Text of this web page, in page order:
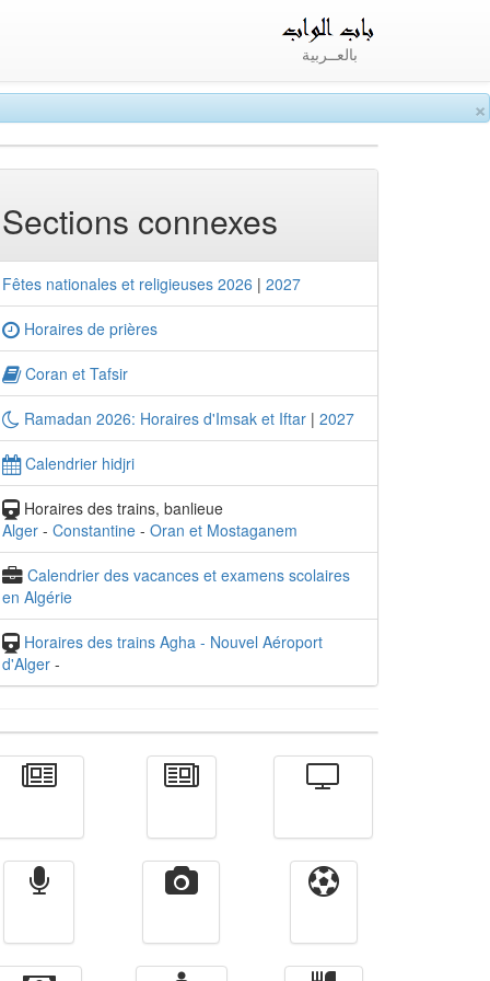
×
بالعــربية
Sections connexes
Fêtes nationales et religieuses 2026 | 2027
Horaires de prières
Coran et Tafsir
Ramadan 2026: Horaires d'Imsak et Iftar | 2027
Calendrier hidjri
Horaires des trains, banlieue
Alger - Constantine - Oran et Mostaganem
Calendrier des vacances et examens scolaires
en Algérie
Horaires des trains Agha - Nouvel Aéroport
d'Alger -